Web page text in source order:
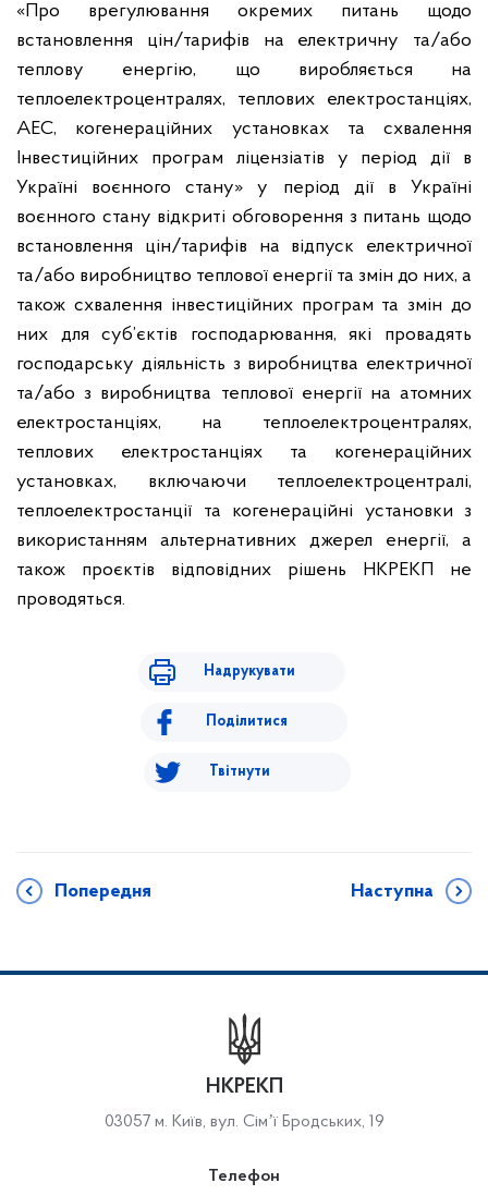
«Про врегулювання окремих питань щодо
встановлення цін/тарифів на електричну та/або
теплову енергію, що виробляється на
теплоелектроцентралях, теплових електростанціях,
АЕС, когенераційних установках та схвалення
Інвестиційних програм ліцензіатів у період дії в
Україні воєнного стану» у період дії в Україні
воєнного стану відкриті обговорення з питань щодо
встановлення цін/тарифів на відпуск електричної
та/або виробництво теплової енергії та змін до них, а
також схвалення інвестиційних програм та змін до
них для суб’єктів господарювання, які провадять
господарську діяльність з виробництва електричної
та/або з виробництва теплової енергії на атомних
електростанціях, на теплоелектроцентралях,
теплових електростанціях та когенераційних
установках, включаючи теплоелектроцентралі,
теплоелектростанції та когенераційні установки з
використанням альтернативних джерел енергії, а
також проєктів відповідних рішень НКРЕКП не
проводяться.
Надрукувати
Поділитися
Твітнути
Попередня Наступна
НКРЕКП
03057 м. Київ, вул. Сімʼї Бродських, 19
Телефон